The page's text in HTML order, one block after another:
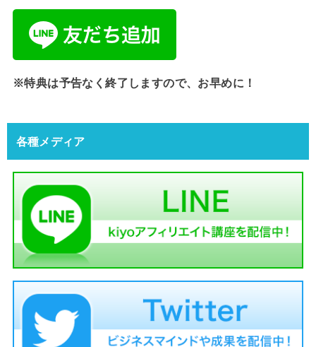
※特典は予告なく終了しますので、お早めに！
各種メディア